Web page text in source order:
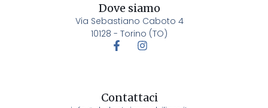
Dove siamo
Via Sebastiano Caboto 4
10128 - Torino (TO)
Contattaci